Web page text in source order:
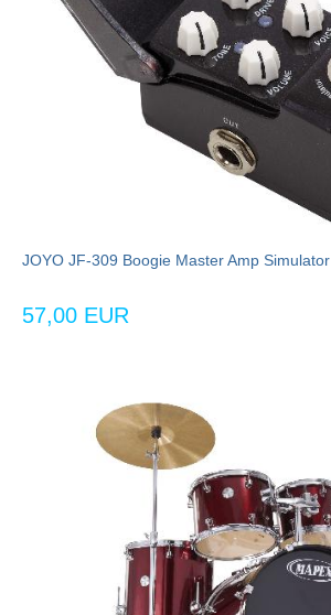
JOYO JF-309 Boogie Master Amp Simulator
57,00 EUR